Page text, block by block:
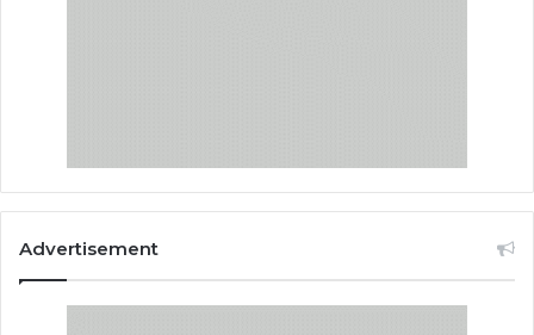
Advertisement